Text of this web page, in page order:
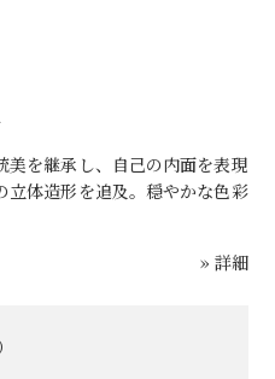
美を継承し、自己の内面を表現
立体造形を追及。穏やかな色彩
» 詳細